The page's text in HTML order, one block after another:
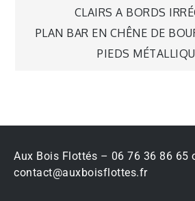
CLAIRS A BORDS
PLAN BAR EN CHÊNE DE
PIEDS
Aux Bois Flottés – 06 76 36 86 65
contact@auxboisflottes.fr